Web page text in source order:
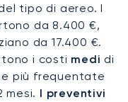
discrezione e
Questo
un jet privato per
nella capitale
tipo di aereo. I
da 8.400 €,
da 17.400 €.
i costi medi di
più frequentate
mesi. I preventivi